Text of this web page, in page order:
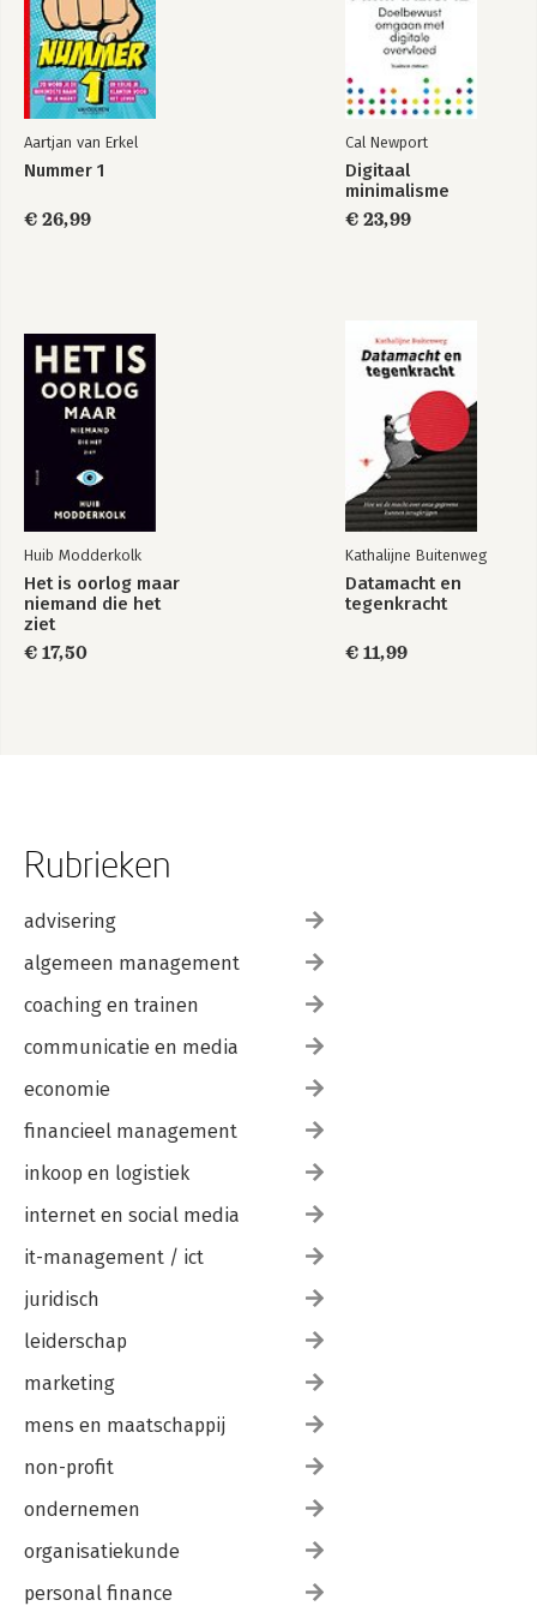
Aartjan van Erkel
Nummer 1
€ 26,99
Cal Newport
Digitaal
minimalisme
€ 23,99
Huib Modderkolk
Het is oorlog maar
niemand die het
ziet
€ 17,50
Kathalijne Buitenweg
Datamacht en
tegenkracht
€ 11,99
Rubrieken
advisering
algemeen management
coaching en trainen
communicatie en media
economie
financieel management
inkoop en logistiek
internet en social media
it-management / ict
juridisch
leiderschap
marketing
mens en maatschappij
non-profit
ondernemen
organisatiekunde
personal finance